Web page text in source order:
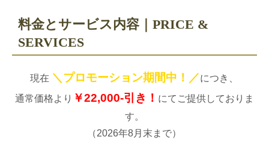
料金とサービス内容｜PRICE &
SERVICES
現在 ＼プロモーション期間中！／につき、
通常価格より ￥22,000-引き！ にてご提供しておりま
す。
（2026年8月末まで）